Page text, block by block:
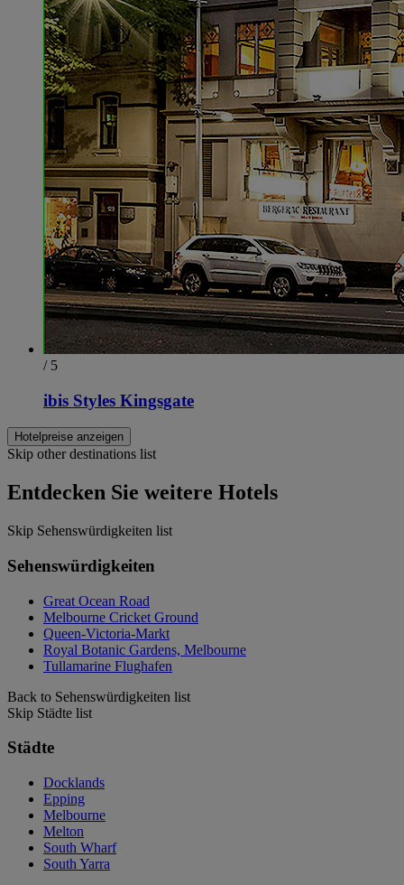
/ 5
ibis Styles Kingsgate
Hotelpreise anzeigen
Skip other destinations list
Entdecken Sie weitere Hotels
Skip Sehenswürdigkeiten list
Sehenswürdigkeiten
Great Ocean Road
Melbourne Cricket Ground
Queen-Victoria-Markt
Royal Botanic Gardens, Melbourne
Tullamarine Flughafen
Back to Sehenswürdigkeiten list
Skip Städte list
Städte
Docklands
Epping
Melbourne
Melton
South Wharf
South Yarra